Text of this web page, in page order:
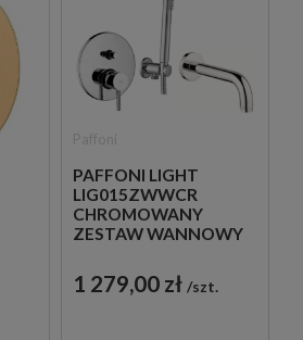
PAFFONI LIGHT
LIG015ZWWCR
CHROMOWANY
ZESTAW WANNOWY
SŁUCHAWKĄ
PRYSZNICOWĄ
1 279,00 zł szt.